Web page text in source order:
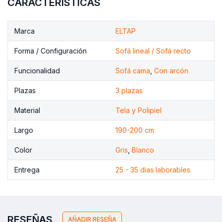
CARACTERÍSTICAS
Marca ELTAP
Forma / Configuración Sofá lineal / Sofá recto
Funcionalidad Sofá cama Con arcón
Plazas 3 plazas
Material Tela y Polipiel
Largo 190-200 cm
Color Gris Blanco
Entrega 25 - 35 dias laborables
RESEÑAS AÑADIR RESEÑA